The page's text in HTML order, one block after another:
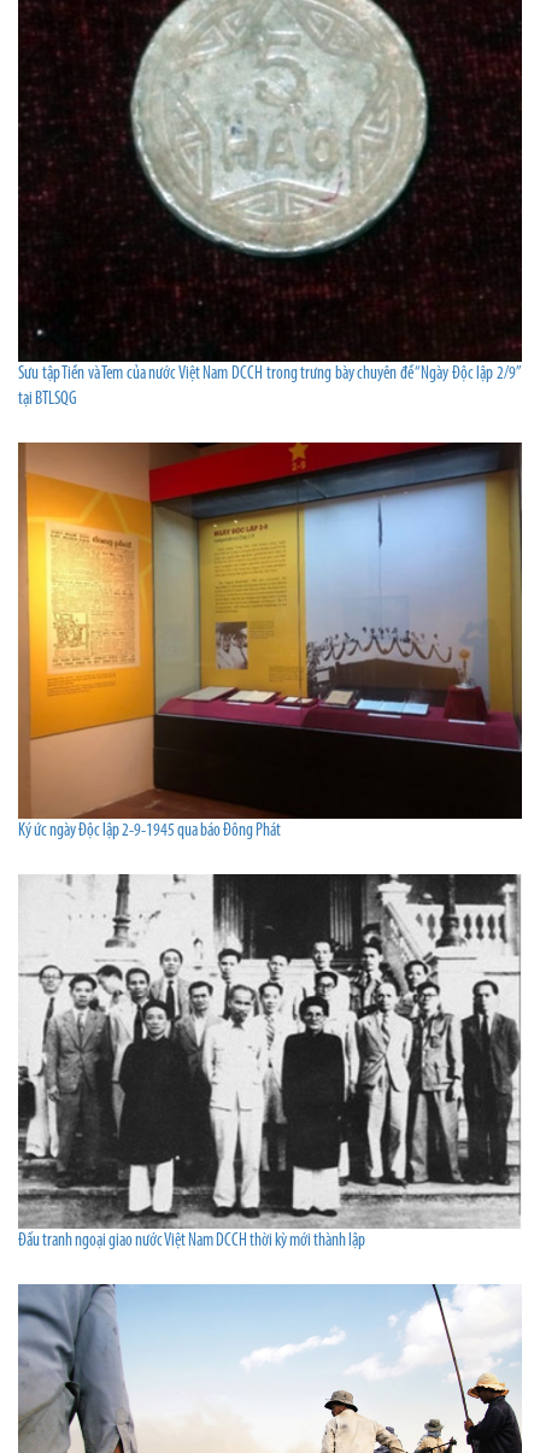
Sưu tập Tiền và Tem của nước Việt Nam DCCH trong trưng bày chuyên đề “Ngày Độc lập 2/9”
tại BTLSQG
Ký ức ngày Độc lập 2-9-1945 qua báo Đông Phát
Đấu tranh ngoại giao nước Việt Nam DCCH thời kỳ mới thành lập